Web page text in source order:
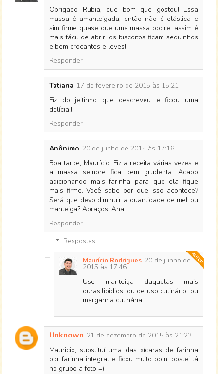
Obrigado Rubia, que bom que gostou! Essa
massa é amanteigada, então não é elástica e
sim firme quase que uma massa podre, assim é
mais fácil de abrir, os biscoitos ficam sequinhos
e bem crocantes e leves!
Responder
Tatiana 17 de fevereiro de 2015 às 15:21
Fiz do jeitinho que descreveu e ficou uma
delícia!!!
Responder
Anônimo 20 de junho de 2015 às 17:16
Boa tarde, Maurício! Fiz a receita várias vezes e
a massa sempre fica bem grudenta. Acabo
adicionando mais farinha para que ela fique
mais firme. Você sabe por que isso acontece?
Será que devo diminuir a quantidade de mel ou
manteiga? Abraços, Ana
Responder
Respostas
Maurício Rodrigues 20 de junho de
2015 às 17:46
Use manteiga daquelas mais
duras,lipidios, ou de uso culinário, ou
margarina culinária.
Unknown 21 de dezembro de 2015 às 21:23
Mauricio, substituí uma das xícaras de farinha
por farinha integral e ficou muito bom, postei lá
no grupo a foto =)